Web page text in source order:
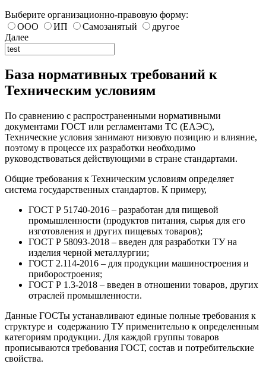
Выберите организационно-правовую форму:
ООО
ИП Самозанятый
другое
Далее
База нормативных требований к
Техническим условиям
По сравнению с распространенными нормативными
документами ГОСТ или регламентами ТС (ЕАЭС),
Технические условия занимают низовую позицию и влияние,
поэтому в процессе их разработки необходимо
руководствоваться действующими в стране стандартами.
Общие требования к Техническим условиям определяет
система государственных стандартов. К примеру,
ГОСТ Р 51740-2016 – разработан для пищевой
промышленности (продуктов питания, сырья для его
изготовления и других пищевых товаров);
ГОСТ Р 58093-2018 – введен для разработки ТУ на
изделия черной металлургии;
ГОСТ 2.114-2016 – для продукции машиностроения и
приборостроения;
ГОСТ Р 1.3-2018 – введен в отношении товаров, других
отраслей промышленности.
Данные ГОСТы устанавливают единые полные требования к
структуре и содержанию ТУ применительно к определенным
категориям продукции. Для каждой группы товаров
прописываются требования ГОСТ, состав и потребительские
свойства.